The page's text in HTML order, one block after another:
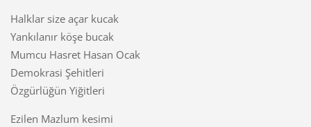
Halklar size açar kucak
Yankılanır köşe bucak
Mumcu Hasret Hasan Ocak
Demokrasi Şehitleri
Özgürlüğün Yiğitleri
Ezilen Mazlum kesimi